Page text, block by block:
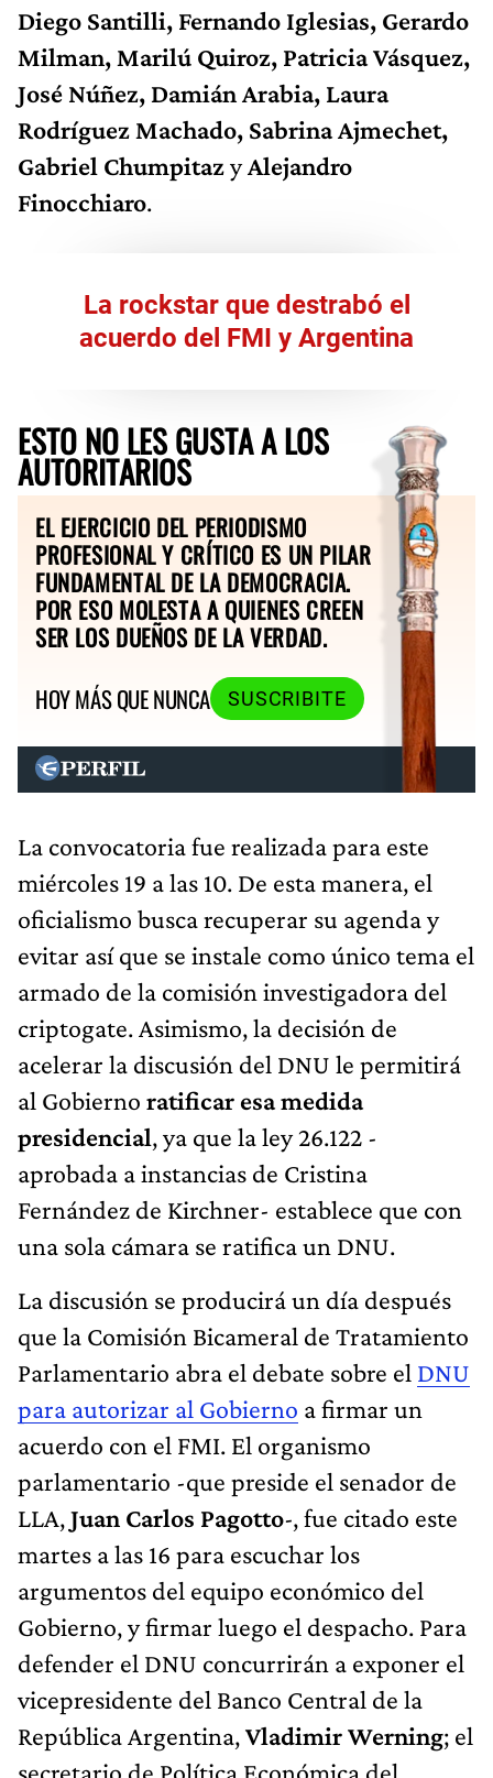
Diego Santilli, Fernando Iglesias, Gerardo
Milman, Marilú Quiroz, Patricia Vásquez,
José Núñez, Damián Arabia, Laura
Rodríguez Machado, Sabrina Ajmechet,
Gabriel ChumpitazyAlejandro
Finocchiaro.
La rockstar que destrabó el
acuerdo del FMI y Argentina
ESTO NO LES GUSTA A LOS
AUTORITARIOS
EL EJERCICIO DEL PERIODISMO
PROFESIONAL Y CRÍTICO ES UN PILAR
FUNDAMENTAL DE LA DEMOCRACIA.
POR ESO MOLESTA A QUIENES CREEN
SER LOS DUEÑOS DE LA VERDAD.
HOY MÁS QUE NUNCA
SUSCRIBITE
La convocatoria fue realizada para este
miércoles 19 a las 10. De esta manera, el
oficialismo busca recuperar su agenda y
evitar así que se instale como único tema el
armado de la comisión investigadora del
criptogate. Asimismo, la decisión de
acelerar la discusión del DNU le permitirá
al Gobierno ratificar esa medida
presidencial, ya que la ley 26.122 -
aprobada a instancias de Cristina
Fernández de Kirchner- establece que con
una sola cámara se ratifica un DNU.
La discusión se producirá un día después
que la Comisión Bicameral de Tratamiento
Parlamentario abra el debate sobre el DNU
para autorizar al Gobierno a firmar un
acuerdo con el FMI. El organismo
parlamentario -que preside el senador de
LLA,Juan Carlos Pagotto-, fue citado este
martes a las 16 para escuchar los
argumentos del equipo económico del
Gobierno, y firmar luego el despacho. Para
defender el DNU concurrirán a exponer el
vicepresidente del Banco Central de la
República Argentina,Vladimir Werning; el
secretario de Política Económica del